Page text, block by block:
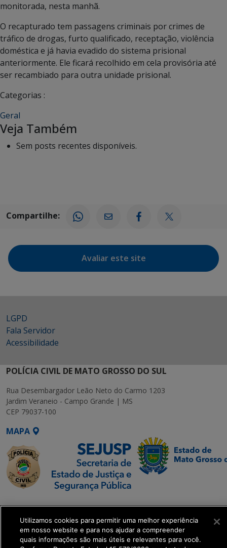
monitorada, nesta manhã.
O recapturado tem passagens criminais por crimes de
tráfico de drogas, furto qualificado, receptação, violência
doméstica e já havia evadido do sistema prisional
anteriormente. Ele ficará recolhido em cela provisória até
ser recambiado para outra unidade prisional.
Categorias :
Geral
Veja Também
Sem posts recentes disponíveis.
Compartilhe:
Avaliar este site
LGPD
Fala Servidor
Acessibilidade
POLÍCIA CIVIL DE MATO GROSSO DO SUL
Rua Desembargador Leão Neto do Carmo 1203
Jardim Veraneio - Campo Grande | MS
CEP 79037-100
MAPA
SETDIG | Secretaria-
Executiva de
Transformação Digital
Utilizamos cookies para permitir uma melhor experiência
em nosso website e para nos ajudar a compreender
quais informações são mais úteis e relevantes para você.